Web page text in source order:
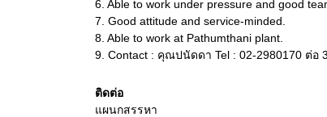
6. Able to work under pressure and good
7. Good attitude and service-minded.
8. Able to work at Pathumthani plant.
9. Contact : คุณปนัดดา Tel : 02-2980170 ต่อ
ติดต่อ
แผนกสรรหา